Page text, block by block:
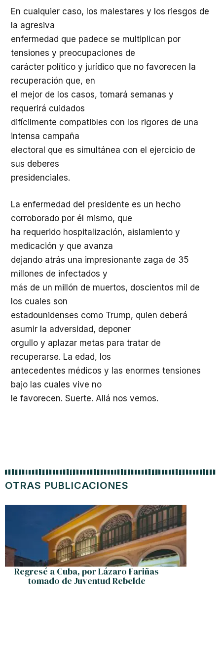
En cualquier caso, los malestares y los riesgos de
la agresiva
enfermedad que padece se multiplican por
tensiones y preocupaciones de
carácter político y jurídico que no favorecen la
recuperación que, en
el mejor de los casos, tomará semanas y
requerirá cuidados
difícilmente compatibles con los rigores de una
intensa campaña
electoral que es simultánea con el ejercicio de
sus deberes
presidenciales.
La enfermedad del presidente es un hecho
corroborado por él mismo, que
ha requerido hospitalización, aislamiento y
medicación y que avanza
dejando atrás una impresionante zaga de 35
millones de infectados y
más de un millón de muertos, doscientos mil de
los cuales son
estadounidenses como Trump, quien deberá
asumir la adversidad, deponer
orgullo y aplazar metas para tratar de
recuperarse. La edad, los
antecedentes médicos y las enormes tensiones
bajo las cuales vive no
le favorecen. Suerte. Allá nos vemos.
OTRAS PUBLICACIONES
Regresé a Cuba, por Lázaro Fariñas
tomado de Juventud Rebelde